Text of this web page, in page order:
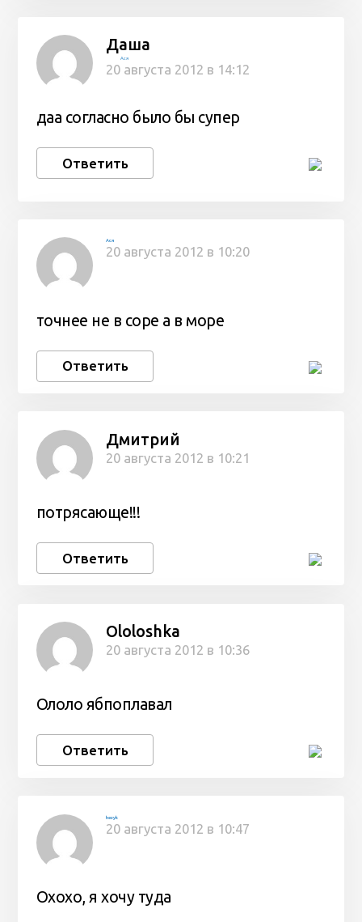
Даша
Ася
20 августа 2012 в 14:12
даа согласно было бы супер
Ответить
Ася
20 августа 2012 в 10:20
точнее не в соре а в море
Ответить
Дмитрий
20 августа 2012 в 10:21
потрясающе!!!
Ответить
Ololoshka
20 августа 2012 в 10:36
Ололо ябпоплавал
Ответить
hezyk
20 августа 2012 в 10:47
Охохо, я хочу туда